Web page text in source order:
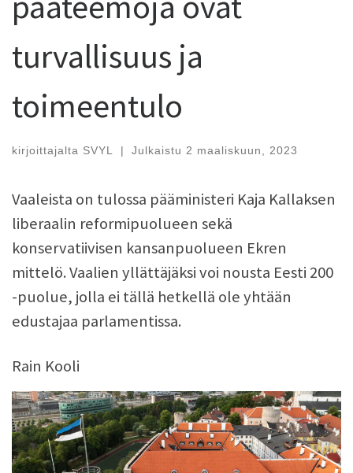
turvallisuus ja
toimeentulo
kirjoittajalta SVYL | Julkaistu 2 maaliskuun, 2023
Vaaleista on tulossa pääministeri Kaja Kallaksen
liberaalin reformipuolueen sekä
konservatiivisen kansanpuolueen Ekren
mittelö. Vaalien yllättäjäksi voi nousta Eesti 200
-puolue, jolla ei tällä hetkellä ole yhtään
edustajaa parlamentissa.
Rain Kooli